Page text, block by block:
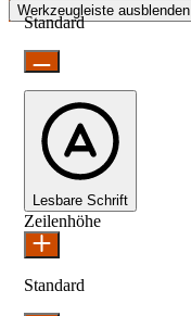
Werkzeugleiste ausblenden
Standard
Lesbare Schrift
Zeilenhöhe
Standard